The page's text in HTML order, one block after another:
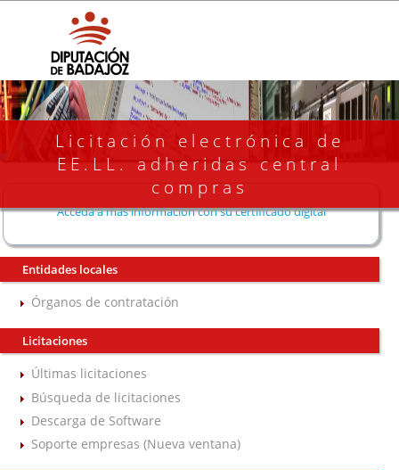
Licitación electrónica de
EE.LL. adheridas central
compras
Acceda a más información con su certificado digital
Entidades locales
Órganos de contratación
Licitaciones
Últimas licitaciones
Búsqueda de licitaciones
Descarga de Software
Soporte empresas (Nueva ventana)